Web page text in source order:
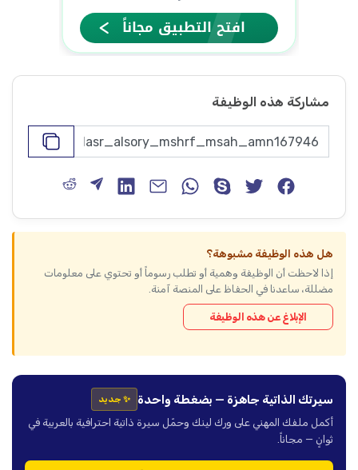
مشاركة هذه الوظيفة
هل هذه الوظيفة مشبوهة؟
إذا لاحظت أن الوظيفة وهمية أو تطلب رسوماً أو تحتوي على معلومات
مضللة، ساعدنا في الحفاظ على المنصة آمنة.
الإبلاغ عن هذه الوظيفة
سيرتك الذاتية جاهزة — بضغطة واحدة ✨ جديد
أكمل ملفك المهني على ورك لينك وحمّل سيرة ذاتية احترافية بالعربية في
ثوانٍ — مجاناً.